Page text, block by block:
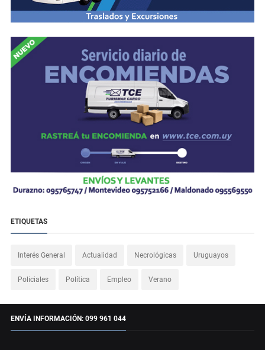
ETIQUETAS
Interés General Actualidad Necrológicas Uruguayos
Policiales Política Empleo Verano
ENVÍA INFORMACIÓN: 099 961 044